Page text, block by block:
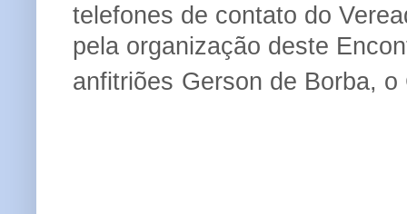
telefones de contato do
pela organização deste
anfitriões Gerson de Borba,